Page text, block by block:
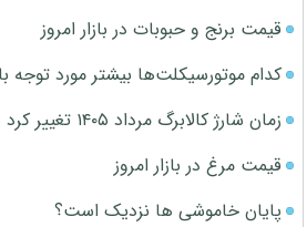
قیمت برنج و حبوبات در بازار امروز
کدام موتورسیکلت‌ها بیشتر مورد توجه
زمان شارژ کالابرگ مرداد ۱۴۰۵ تغییر کرد
قیمت مرغ در بازار امروز
پایان خاموشی ها نزدیک است؟